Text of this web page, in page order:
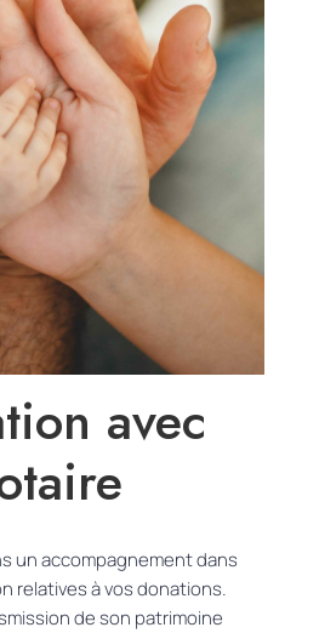
avec
un accompagnement dans
relatives à vos donations.
de son patrimoine